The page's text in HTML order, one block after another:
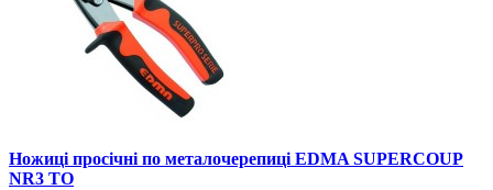
Ножиці просічні по металочерепиці EDMA SUPERCOUP
NR3 TO